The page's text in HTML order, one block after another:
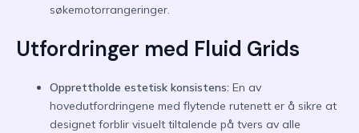
søkemotorrangeringer.
Utfordringer med Fluid Grids
Opprettholde estetisk konsistens: En av
hovedutfordringene med flytende rutenett er å sikre at
designet forblir visuelt tiltalende på tvers av alle